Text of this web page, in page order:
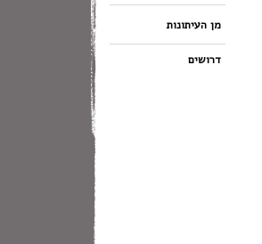
מן העיתונות
דרושים